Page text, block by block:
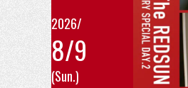
イ
ベ
ン
2026/
8/9
(Sun.)
こ
の